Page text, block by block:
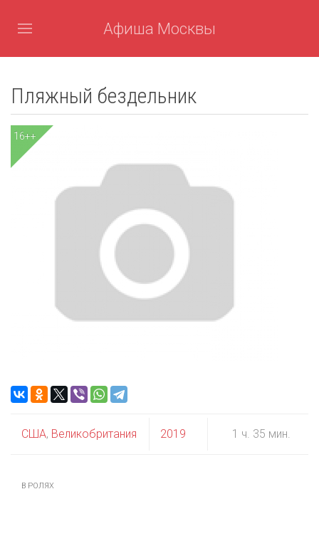
Афиша Москвы
Пляжный бездельник
16++
США, Великобритания 2019 1 ч. 35 мин.
В РОЛЯХ